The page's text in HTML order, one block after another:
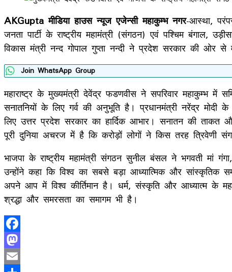
AKGupta मीडिया हाउस न्यूज एजेन्सी महाकुम्भ नगर-आस्था,
जनता पार्टी के राष्ट्रीय महामंत्री (संगठन) एवं पश्चिम बंगाल,
विकास मंत्री नन्द गोपाल गुप्ता नन्दी ने प्रदेश सरकार की ओर से
Join WhatsApp Group
महाराष्ट्र के मुख्यमंत्री देवेंद्र फडणवीस ने सपरिवार महाकुम्भ में
सनातनियों के लिए गर्व की अनुभूति है। प्रधानमंत्री नरेंद्र मोदी
लिए उत्तर प्रदेश सरकार का हार्दिक आभार। सनातन की ताकत
पूरी दुनिया अचरज में है कि करोड़ों लोगों ने किस तरह त्रिवेणी
भाजपा के राष्ट्रीय महामंत्री संगठन सुनील बंसल ने भगवती मां
उन्होंने कहा कि विश्व का सबसे बड़ा आध्यात्मिक और
अपने आप में विश्व कीर्तिमान है। धर्म, संस्कृति और आध्यात्म के
श्रद्धा और समरसता का समागम भी है।
Facebook
Mastodon